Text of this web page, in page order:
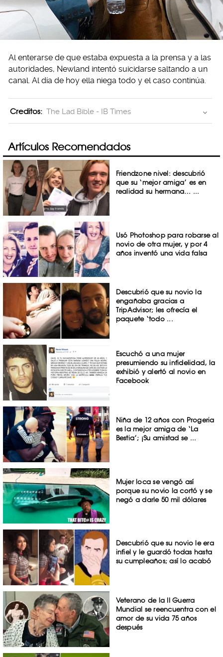
Al enterarse de que estaba expuesta a la prensa y a las
autoridades, Newland intentó suicidarse saltando a un
canal. Al día de hoy ella niega todo y el caso continúa.
Creditos: The Lad Bible - IB Times
Artículos Recomendados
Friendzone nivel: descubrió
que su ‘mejor amiga’ es en
realidad su hermana… ...
Usó Photoshop para robarse al
novio de otra mujer, y por 4
años inventó una vida falsa
Descubrió que su novio la
engañaba gracias a
TripAdvisor; les ofrecía el
paquete ‘todo ...
Escuchó a una mujer
presumiendo su infidelidad, la
exhibió y alertó al novio en
Facebook
Niña de 12 años con Progeria
es la mejor amiga de ‘La
Bestia’; ¡Su amistad se ...
Mujer loca se vengó así
porque su novio la cortó y se
negó a darle 50 mil dólares
Descubrió que su novio le era
infiel y le guardó todas hasta
su cumpleaños; así lo acabó
Veterano de la II Guerra
Mundial se reencuentra con el
amor de su vida 75 años
después